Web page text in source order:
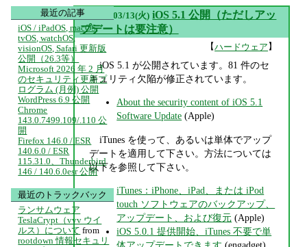
▼ 2012/03/13(火) iOS 5.1 公開（ただしアッ
プデートは要注意）
【ハードウェア 】
iOS 5.1 が公開されています。81 件のセ
キュリティ欠陥が修正されています。
About the security content of iOS 5.1
Software Update (Apple)
iTunes を使って、あるいは単体でアップ
デートを適用して下さい。方法については
以下を参照して下さい。
iTunes：iPhone、iPad、または iPod
touch ソフトウェアのバックアップ、
アップデート、および復元 (Apple)
iOS 5.0.1 提供開始、iTunes 不要で単
最近の記事
iOS / iPadOS, macOS,
tvOS, watchOS,
visionOS, Safari 更新版
公開（26.3等）
Microsoft 2026 年 2 月
のセキュリティ更新プ
ログラム (月例) 公開
WordPress 6.9 公開
Chrome
143.0.7499.109/.110 公
開
Firefox 146.0 / ESR
140.6.0 / ESR
115.31.0、Thunderbird
146 / 140.6.0esr 公開
最近のトラックバック
ランサムウェア
TeslaCrypt（vvv ウイ
ルス）について from
rootdown 情報セキュリ